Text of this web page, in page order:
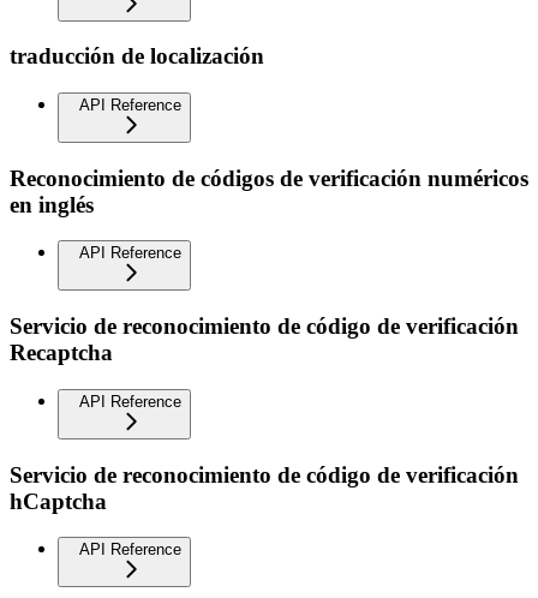
traducción de localización
API Reference
Reconocimiento de códigos de verificación numéricos
en inglés
API Reference
Servicio de reconocimiento de código de verificación
Recaptcha
API Reference
Servicio de reconocimiento de código de verificación
hCaptcha
API Reference